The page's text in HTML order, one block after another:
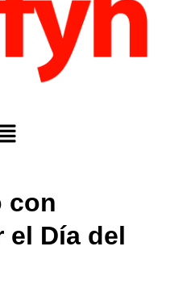
con
el Día del